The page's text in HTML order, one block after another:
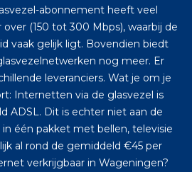
abonnement heeft veel
(150 tot 300 Mbps), waarbij de
vaak gelijk ligt. Bovendien biedt
nog meer. Er
leveranciers. Wat je om je
Internetten via de glasvezel is
ADSL. Dit is echter niet aan de
in één pakket met bellen, televisie
al rond de gemiddeld €45 per
verkrijgbaar in Wageningen?